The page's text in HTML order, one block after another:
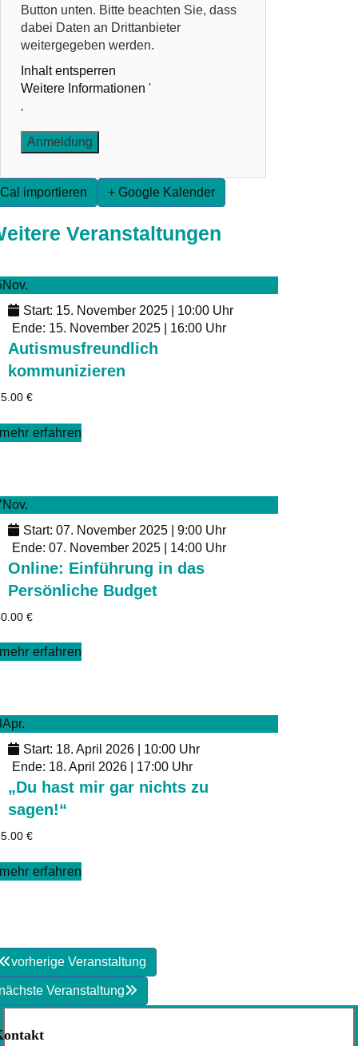
Button unten. Bitte beachten Sie, dass
dabei Daten an Drittanbieter
weitergegeben werden.
Inhalt entsperren
Weitere Informationen '
'
importieren + Google Kalender
Veranstaltungen
Nov.
Start: 15. November 2025 | 10:00 Uhr
Ende: 15. November 2025 | 16:00 Uhr
Autismusfreundlich
kommunizieren
€
mehr erfahren
Nov.
Start: 07. November 2025 | 9:00 Uhr
Ende: 07. November 2025 | 14:00 Uhr
Online: Einführung in das
Persönliche Budget
€
mehr erfahren
Apr.
Start: 18. April 2026 | 10:00 Uhr
Ende: 18. April 2026 | 17:00 Uhr
„Du hast mir gar nichts zu
sagen!“
€
mehr erfahren
vorherige Veranstaltung
Veranstaltung